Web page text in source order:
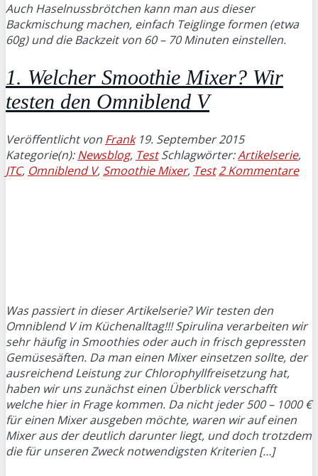
Auch Haselnussbrötchen kann man aus dieser
Backmischung machen, einfach Teiglinge formen (etwa
60g) und die Backzeit von 60 – 70 Minuten einstellen.
1. Welcher Smoothie Mixer? Wir
testen den Omniblend V
Veröffentlicht von Frank 19. September 2015
Kategorie(n):Newsblog, TestSchlagwörter:Artikelserie,
JTC, Omniblend V, Smoothie Mixer, Test 2 Kommentare
Was passiert in dieser Artikelserie? Wir testen den
Omniblend V im Küchenalltag!!! Spirulina verarbeiten wir
sehr häufig in Smoothies oder auch in frisch gepressten
Gemüsesäften. Da man einen Mixer einsetzen sollte, der
ausreichend Leistung zur Chlorophyllfreisetzung hat,
haben wir uns zunächst einen Überblick verschafft
welche hier in Frage kommen. Da nicht jeder 500 – 1000 €
für einen Mixer ausgeben möchte, waren wir auf einen
Mixer aus der deutlich darunter liegt, und doch trotzdem
die für unseren Zweck notwendigsten Kriterien […]